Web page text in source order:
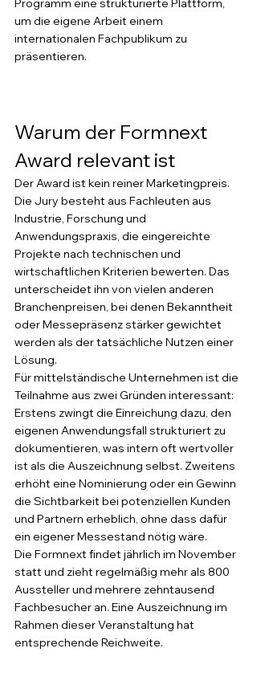
um die eigene Arbeit einem
internationalen Fachpublikum zu
präsentieren.
Warum der Formnext
Award relevant ist
Der Award ist kein reiner Marketingpreis.
Die Jury besteht aus Fachleuten aus
Industrie, Forschung und
Anwendungspraxis, die eingereichte
Projekte nach technischen und
wirtschaftlichen Kriterien bewerten. Das
unterscheidet ihn von vielen anderen
Branchenpreisen, bei denen Bekanntheit
oder Messepräsenz stärker gewichtet
werden als der tatsächliche Nutzen einer
Lösung.
Für mittelständische Unternehmen ist die
Teilnahme aus zwei Gründen interessant:
Erstens zwingt die Einreichung dazu, den
eigenen Anwendungsfall strukturiert zu
dokumentieren, was intern oft wertvoller
ist als die Auszeichnung selbst. Zweitens
erhöht eine Nominierung oder ein Gewinn
die Sichtbarkeit bei potenziellen Kunden
und Partnern erheblich, ohne dass dafür
ein eigener Messestand nötig wäre.
Die Formnext findet jährlich im November
statt und zieht regelmäßig mehr als 800
Aussteller und mehrere zehntausend
Fachbesucher an. Eine Auszeichnung im
Rahmen dieser Veranstaltung hat
entsprechende Reichweite.